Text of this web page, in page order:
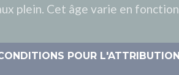
plein. Cet âge varie en
POUR